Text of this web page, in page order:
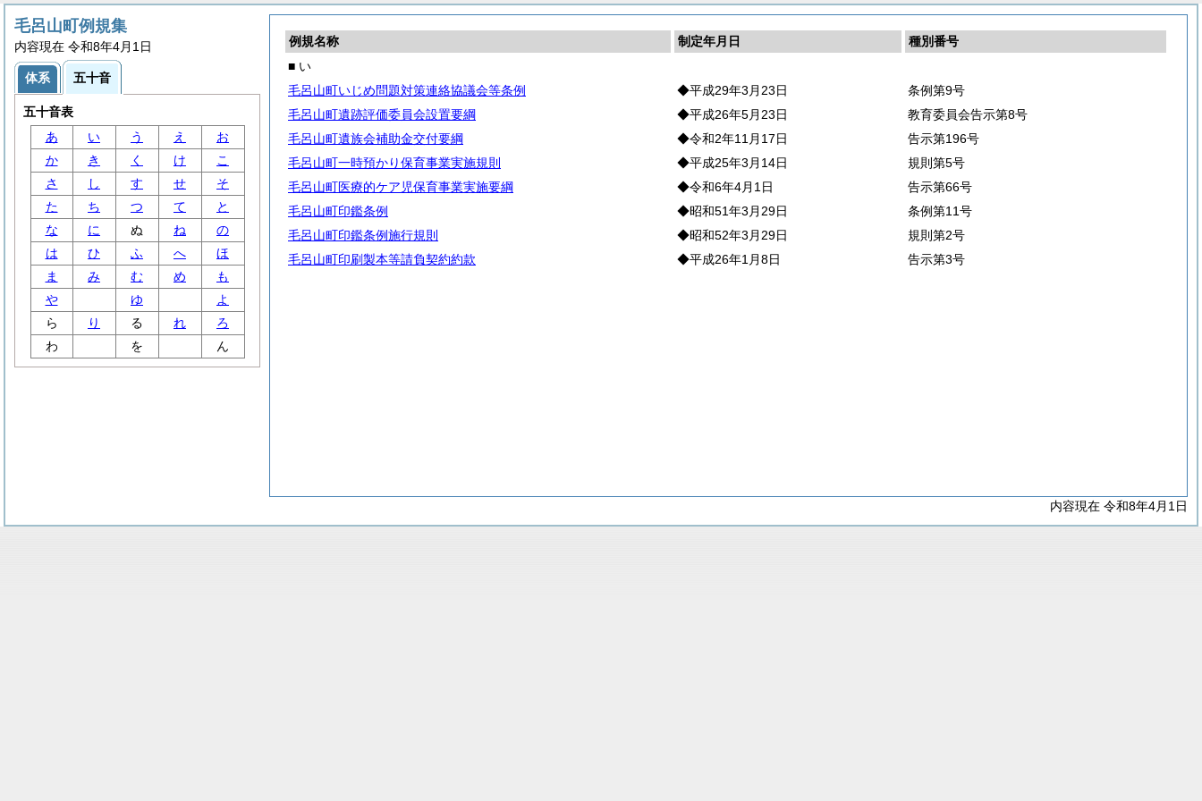
例規名称 制定年月日
種別番号
■ い
毛呂山町いじめ問題対策連絡協議会等条例
◆平成29年3月23日
条例第9号
毛呂山町遺跡評価委員会設置要綱
◆平成26年5月23日
教育委員会告示第8号
毛呂山町遺族会補助金交付要綱
◆令和2年11月17日
告示第196号
毛呂山町一時預かり保育事業実施規則
◆平成25年3月14日
規則第5号
毛呂山町医療的ケア児保育事業実施要綱
◆令和6年4月1日
告示第66号
毛呂山町印鑑条例
◆昭和51年3月29日
条例第11号
毛呂山町印鑑条例施行規則
◆昭和52年3月29日
規則第2号
毛呂山町印刷製本等請負契約約款
◆平成26年1月8日 告示第3号
内容現在 令和8年4月1日
毛呂山町例規集
内容現在 令和8年4月1日
体系 五十音
五十音表
あ
い う え
お
か
き く け
こ
さ
し す せ
そ
た
ち つ て
と
な
に ぬ ね
の
は
ひ ふ へ
ほ
ま
み む め
も
や
ゆ
よ
ら
り る れ
ろ
わ
を ん